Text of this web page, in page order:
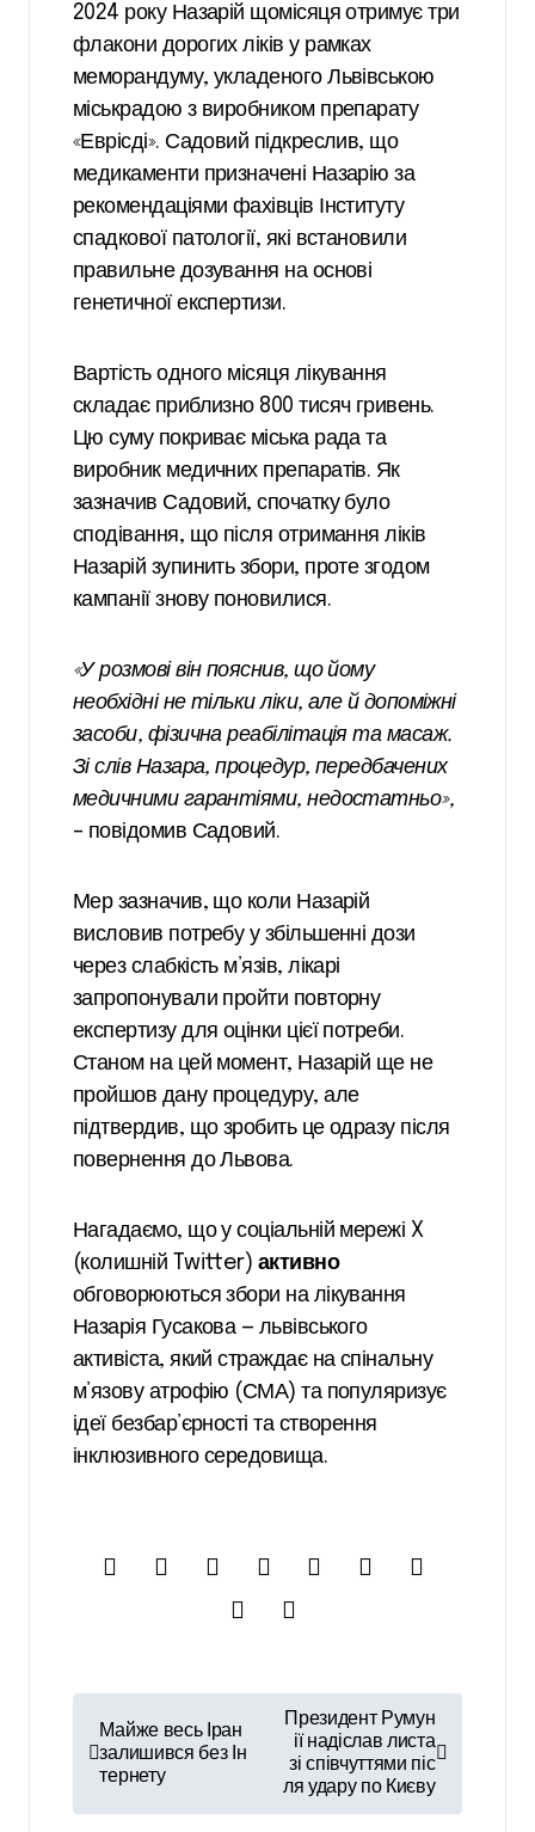
2024 року Назарій щомісяця отримує три
флакони дорогих ліків у рамках
меморандуму, укладеного Львівською
міськрадою з виробником препарату
«Еврісді». Садовий підкреслив, що
медикаменти призначені Назарію за
рекомендаціями фахівців Інституту
спадкової патології, які встановили
правильне дозування на основі
генетичної експертизи.
Вартість одного місяця лікування
складає приблизно 800 тисяч гривень.
Цю суму покриває міська рада та
виробник медичних препаратів. Як
зазначив Садовий, спочатку було
сподівання, що після отримання ліків
Назарій зупинить збори, проте згодом
кампанії знову поновилися.
«У розмові він пояснив, що йому
необхідні не тільки ліки, але й допоміжні
засоби, фізична реабілітація та масаж.
Зі слів Назара, процедур, передбачених
медичними гарантіями, недостатньо»,
– повідомив Садовий.
Мер зазначив, що коли Назарій
висловив потребу у збільшенні дози
через слабкість м’язів, лікарі
запропонували пройти повторну
експертизу для оцінки цієї потреби.
Станом на цей момент, Назарій ще не
пройшов дану процедуру, але
підтвердив, що зробить це одразу після
повернення до Львова.
Нагадаємо, що у соціальній мережі X
(колишній Twitter) активно
обговорюються збори на лікування
Назарія Гусакова — львівського
активіста, який страждає на спінальну
м’язову атрофію (СМА) та популяризує
ідеї безбар’єрності та створення
інклюзивного середовища.
Майже весь Іран
залишився без Ін
тернету
Президент Румун
ії надіслав листа
зі співчуттями піс
ля удару по Києву